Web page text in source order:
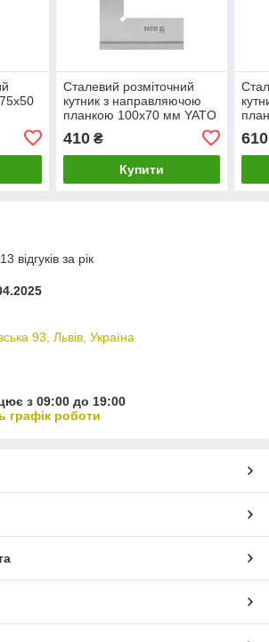
Сталевий розміточний
кутник з направляючою
планкою 100x70 мм YATO
410₴
Купити
610
відгуків за рік
93, Львів, Україна
з 09:00 до 19:00
графік роботи